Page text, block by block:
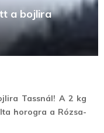
a bojlira
Tassnál! A 2 kg
horogra a Rózsa-